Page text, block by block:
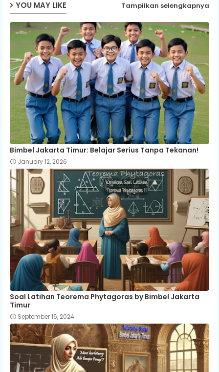
YOU MAY LIKE Tampilkan selengkapnya
Bimbel Jakarta Timur: Belajar Serius Tanpa Tekanan!
January 12, 2026
Soal Latihan Teorema Phytagoras by Bimbel Jakarta
Timur
September 16, 2024